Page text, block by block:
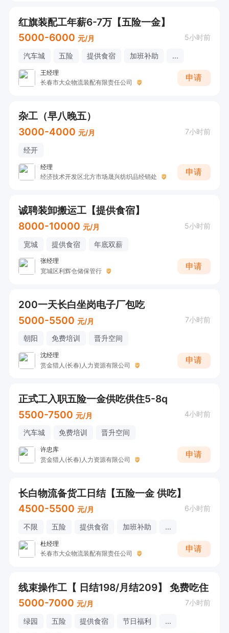
红旗装配工年薪6-7万【五险一金】
5000-6000 元/月 5小时前
汽车城 五险 提供食宿 加班补助 ...
王经理
长春市大众物流装配有限责任公司
申请
杂工（早八晚五）
3000-4000 元/月 7小时前
经开
经理
经济技术开发区北方市场晟兴纺织品经销处
申请
诚聘装卸搬运工【提供食宿】
8000-10000 元/月 5小时前
宽城 提供食宿 年底双薪
张经理
宽城区利辉仓储保管行
申请
200一天长白坐岗电子厂包吃
5000-5500 元/月 7小时前
朝阳 免费培训 晋升空间
沈经理
赏金猎人(长春)人力资源有限公司
申请
正式工入职五险一金供吃供住5-8q
5500-7500 元/月 4小时前
汽车城 免费培训 晋升空间
许忠库
赏金猎人(长春)人力资源有限公司
申请
长白物流备货工日结【五险一金 供吃】
4500-5500 元/月 6小时前
不限 五险 提供食宿 加班补助 ...
杜经理
长春市大众物流装配有限责任公司
申请
线束操作工【 日结198/月结209】 免费吃住
5000-7000 元/月 7小时前
绿园 五险 提供食宿 节日福利 ...